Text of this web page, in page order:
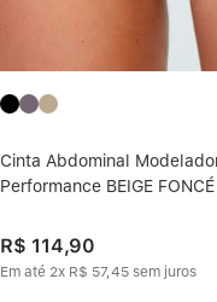
Cinta Abdominal
Performance BEIGE FONCÉ
R$ 114,90
Em até 2x R$ 57,45sem juros